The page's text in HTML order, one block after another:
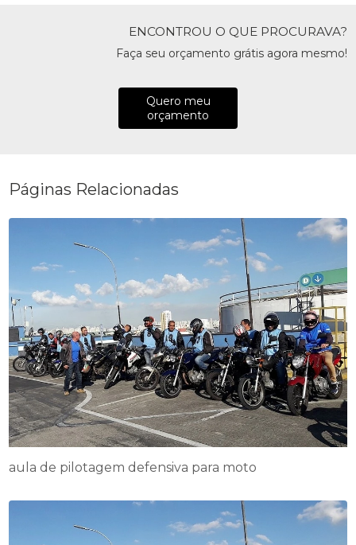
ENCONTROU O QUE PROCURAVA?
Faça seu orçamento grátis agora mesmo!
Quero meu
orçamento
Páginas Relacionadas
aula de pilotagem defensiva para moto